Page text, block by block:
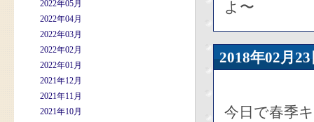
2022年05月
2022年04月
2022年03月
2022年02月
2022年01月
2021年12月
2021年11月
2021年10月
よ〜
2018年02
今日で春季